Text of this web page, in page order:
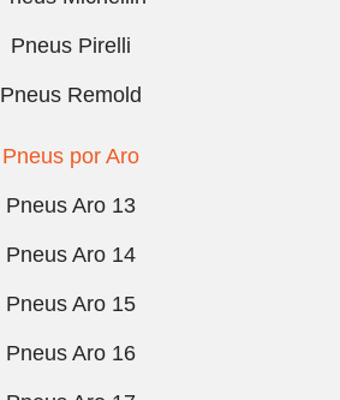
Pneus Pirelli
Pneus Remold
Pneus por Aro
Pneus Aro 13
Pneus Aro 14
Pneus Aro 15
Pneus Aro 16